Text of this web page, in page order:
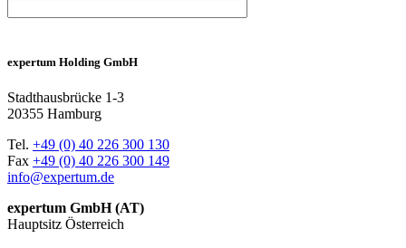
expertum Holding GmbH
Stadthausbrücke 1-3
20355 Hamburg
Tel. +49 (0) 40 226 300 130
Fax +49 (0) 40 226 300 149
info@expertum.de
expertum GmbH (AT)
Hauptsitz Österreich